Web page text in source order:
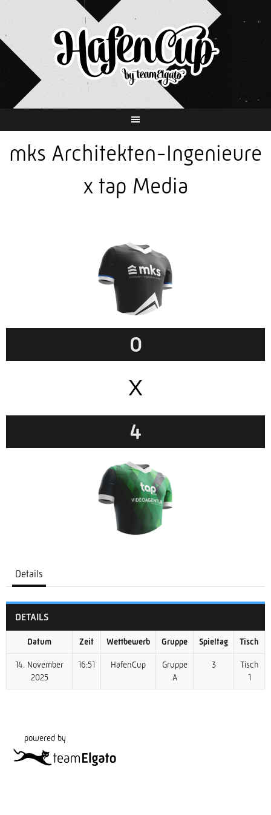
Inhalt
mks Architekten-Ingenieure
x tap Media
0
X
4
Details
DETAILS
Datum Zeit Wettbewerb Gruppe Spieltag Tisch
14. November
2025
16:51 HafenCup
Gruppe
A
3
Tisch
1
powered by